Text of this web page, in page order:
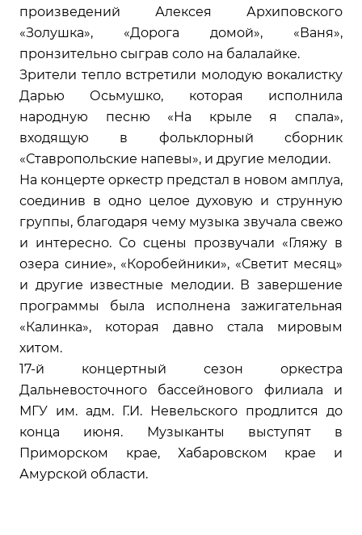
произведений Алексея Архиповского
«Золушка», «Дорога домой», «Ваня»,
пронзительно сыграв соло на балалайке.
Зрители тепло встретили молодую вокалистку
Дарью Осьмушко, которая исполнила
народную песню «На крыле я спала»,
входящую в фольклорный сборник
«Ставропольские напевы», и другие мелодии.
На концерте оркестр предстал в новом амплуа,
соединив в одно целое духовую и струнную
группы, благодаря чему музыка звучала свежо
и интересно. Со сцены прозвучали «Гляжу в
озера синие», «Коробейники», «Светит месяц»
и другие известные мелодии. В завершение
программы была исполнена зажигательная
«Калинка», которая давно стала мировым
хитом.
17-й концертный сезон оркестра
Дальневосточного бассейнового филиала и
МГУ им. адм. Г.И. Невельского продлится до
конца июня. Музыканты выступят в
Приморском крае, Хабаровском крае и
Амурской области.